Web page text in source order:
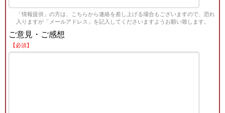
「情報提供」の方は、こちらから連絡を差し上げる場合もございますので、恐れ
入りますが「メールアドレス」を記入してくださいますようお願い致します。
ご意見・ご感想
【必須】